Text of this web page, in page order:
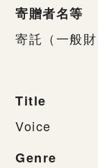
寄贈者名等
寄託（一般
Title
Voice
Genre